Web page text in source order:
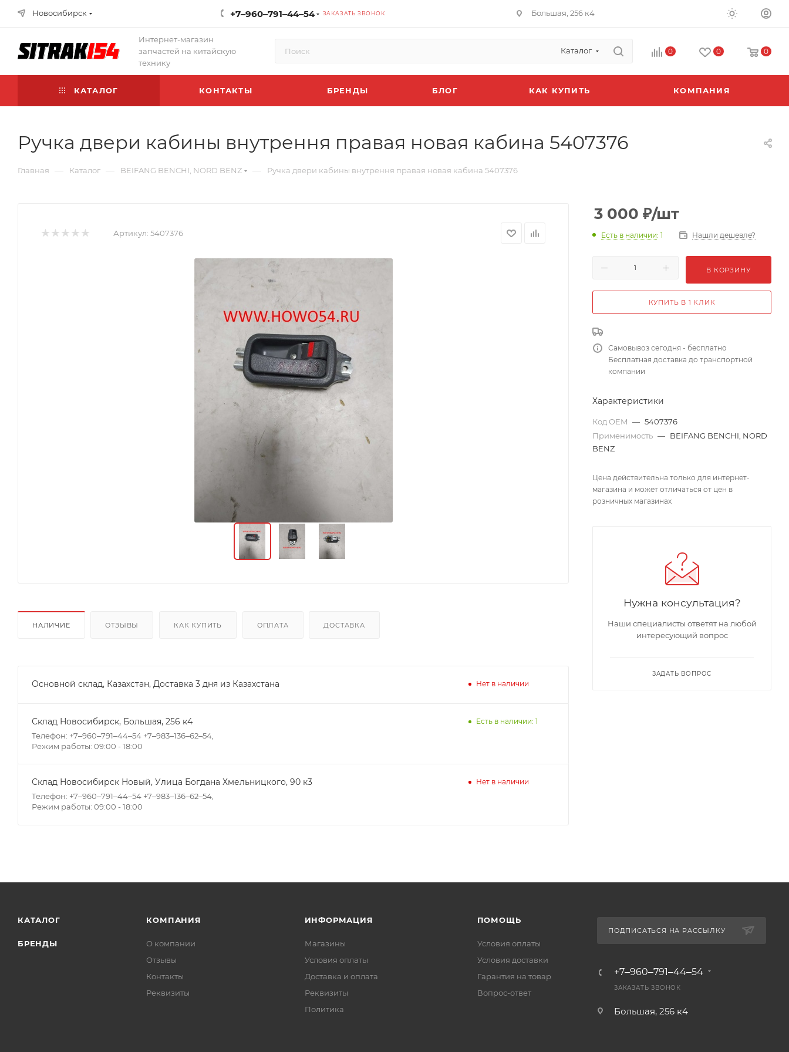
Новосибирск +7‒960‒791‒44‒54 ЗАКАЗАТЬ ЗВОНОК Большая, 256 к4
Интернет-магазин
запчастей на китайскую
технику
Каталог 0 0 0
КАТАЛОГ КОНТАКТЫ БРЕНДЫ БЛОГ КАК КУПИТЬ КОМПАНИЯ
Ручка двери кабины внутрення правая новая кабина 5407376
Главная — Каталог — BEIFANG BENCHI, NORD BENZ — Ручка двери кабины внутрення правая новая кабина 5407376
Артикул: 5407376
НАЛИЧИЕ ОТЗЫВЫ КАК КУПИТЬ ОПЛАТА ДОСТАВКА
Основной склад, Казахстан, Доставка 3 дня из Казахстана Нет в наличии
Склад Новосибирск, ​Большая, 256 к4
Телефон: +7‒960‒791‒44‒54 +7‒983‒136‒62‒54,
Режим работы: 09:00 - 18:00
Есть в наличии: 1
Склад Новосибирск Новый, ​Улица Богдана Хмельницкого, 90 к3
Телефон: +7‒960‒791‒44‒54 +7‒983‒136‒62‒54,
Режим работы: 09:00 - 18:00
Нет в наличии
3 000 ₽/шт
Есть в наличии: 1 Нашли дешевле?
В КОРЗИНУ
КУПИТЬ В 1 КЛИК
Самовывоз сегодня - бесплатно
Бесплатная доставка до транспортной
компании
Характеристики
Код OEM — 5407376
Применимость — BEIFANG BENCHI, NORD
BENZ
Цена действительна только для интернет-
магазина и может отличаться от цен в
розничных магазинах
Нужна консультация?
Наши специалисты ответят на любой
интересующий вопрос
ЗАДАТЬ ВОПРОС
КАТАЛОГ
БРЕНДЫ
КОМПАНИЯ
О компании
Отзывы
Контакты
Реквизиты
ИНФОРМАЦИЯ
Магазины
Условия оплаты
Доставка и оплата
Реквизиты
Политика
ПОМОЩЬ
Условия оплаты
Условия доставки
Гарантия на товар
Вопрос-ответ
ПОДПИСАТЬСЯ НА РАССЫЛКУ
+7‒960‒791‒44‒54
ЗАКАЗАТЬ ЗВОНОК
Большая, 256 к4